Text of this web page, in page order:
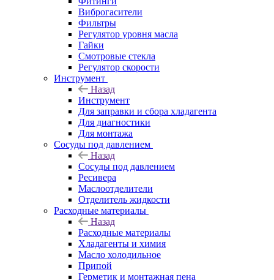
Виброгасители
Фильтры
Регулятор уровня масла
Гайки
Смотровые стекла
Регулятор скорости
Инструмент
Назад
Инструмент
Для заправки и сбора хладагента
Для диагностики
Для монтажа
Сосуды под давлением
Назад
Сосуды под давлением
Ресивера
Маслоотделители
Отделитель жидкости
Расходные материалы
Назад
Расходные материалы
Хладагенты и химия
Масло холодильное
Припой
Герметик и монтажная пена